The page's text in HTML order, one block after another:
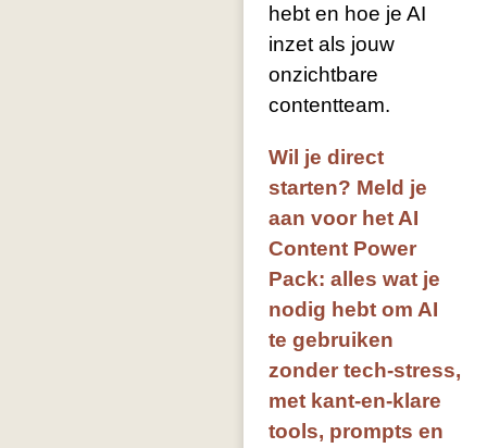
hebt en hoe je AI
inzet als jouw
onzichtbare
contentteam.
Wil je direct
starten? Meld je
aan voor het AI
Content Power
Pack: alles wat je
nodig hebt om AI
te gebruiken
zonder tech-stress,
met kant-en-klare
tools, prompts en